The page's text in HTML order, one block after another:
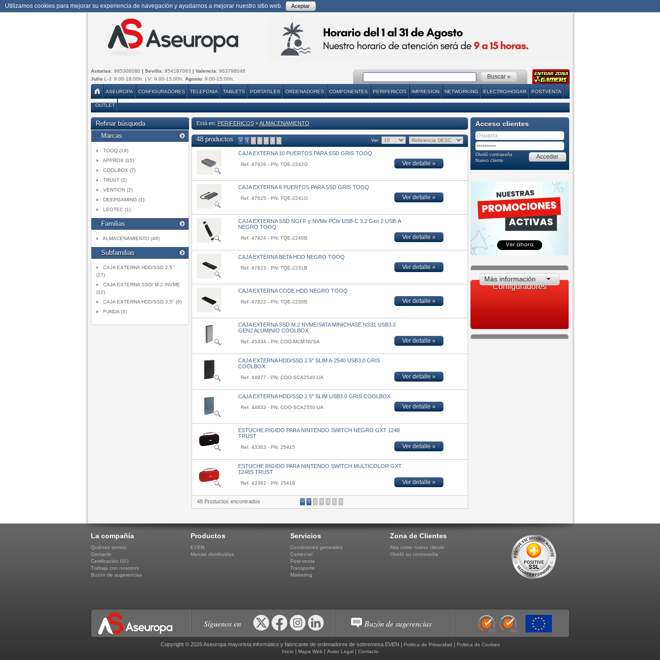
Utilizamos cookies para mejorar su experiencia de navegación y ayudarnos a mejorar nuestro sitio web. Aceptar
Asturias: 985308080 | Sevilla: 954187063 | Valencia: 963798046
JulioL-J: 9:00-18:00h. | V: 9:00-15:00h. Agosto:9:00-15:00h.
ASEUROPA CONFIGURADORES TELEFONIA TABLETS PORTATILES ORDENADORES COMPONENTES PERIFERICOS IMPRESION NETWORKING ELECTRO/HOGAR POSTVENTA
OUTLET
Refinar búsqueda
Marcas
TOOQ (19)
APPROX (15)
COOLBOX (7)
TRUST (3)
VENTION (2)
DEEPGAMING (1)
LEOTEC (1)
Familias
ALMACENAMIENTO (48)
Subfamilias
CAJA EXTERNA HDD/SSD 2,5"
(27)
CAJA EXTERNA SSD/ M.2 /NVME
(12)
CAJA EXTERNA HDD/SSD 3,5" (6)
FUNDA (3)
Está en: PERIFERICOS»ALMACENAMIENTO
48 productos « 1 2 3 4 5 » Ver:
CAJA EXTERNA 10 PUERTOS PARA SSD GRIS TOOQ
Ref. 47826 - PN: TQE-2242G Ver detalle »
CAJA EXTERNA 6 PUERTOS PARA SSD GRIS TOOQ
Ref. 47825 - PN: TQE-2241G Ver detalle »
CAJA EXTERNA SSD NGFF y NVMe PCIe USB-C 3.2 Gen 2 USB-A
NEGRO TOOQ
Ref. 47824 - PN: TQE-2240B Ver detalle »
CAJA EXTERNA BETA HDD NEGRO TOOQ
Ref. 47823 - PN: TQE-2231B Ver detalle »
CAJA EXTERNA CODE HDD NEGRO TOOQ
Ref. 47822 - PN: TQE-2230B Ver detalle »
CAJA EXTERNA SSD M.2 NVME/SATA MINICHASE NS31 USB3.2
GEN2 ALUMINIO COOLBOX
Ref. 45334 - PN: COO-MCM-NVSA Ver detalle »
CAJA EXTERNA HDD/SSD 2.5'' SLIM A-2540 USB3.0 GRIS
COOLBOX
Ref. 44977 - PN: COO-SCA2540-UA Ver detalle »
CAJA EXTERNA HDD/SSD 2.5'' SLIM USB3.0 GRIS COOLBOX
Ref. 44833 - PN: COO-SCA2550-UA Ver detalle »
ESTUCHE RIGIDO PARA NINTENDO SWITCH NEGRO GXT 1248
TRUST
Ref. 43363 - PN: 25415 Ver detalle »
ESTUCHE RIGIDO PARA NINTENDO SWITCH MULTICOLOR GXT
1248S TRUST
Ref. 43362 - PN: 25418 Ver detalle »
48 Productos encontrados « 1 2 3 4 5 »
Acceso clientes
Olvidó contraseña
Nuevo cliente
Configuradores
Más información
La compañía
Quiénes somos
Contacto
Certificación ISO
Trabaja con nosotros
Buzón de sugerencias
Productos
EVEN
Marcas distribuidas
Servicios
Condiciones generales
Comercial
Post-venta
Transporte
Marketing
Zona de Clientes
Alta como nuevo cliente
Olvidó su contraseña
Síguenos en Buzón de sugerencias
Copyright © 2026 Aseuropa mayorista informático y fabricante de ordenadores de sobremesa EVEN | Politica de Privacidad | Politica de Cookies
Inicio | Mapa Web | Aviso Legal| Contacto